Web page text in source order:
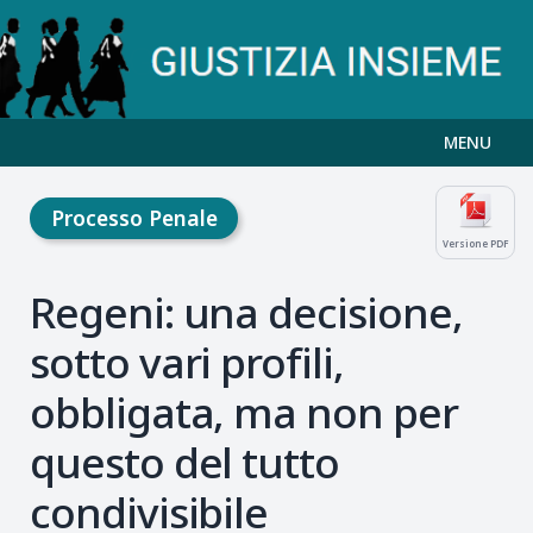
MENU
Versione PDF
Processo Penale
Regeni: una decisione,
sotto vari profili,
obbligata, ma non per
questo del tutto
condivisibile